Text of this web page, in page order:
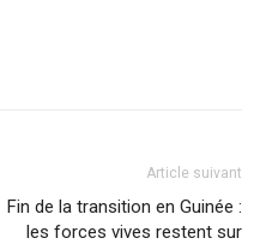
Article suivant
Fin de la transition en Guinée :
les forces vives restent sur